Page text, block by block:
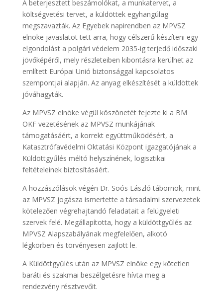
A beterjesztett beszámolókat, a munkatervet, a
költségvetési tervet, a küldöttek egyhangúlag
megszavazták. Az Egyebek napirendben az MPVSZ
elnöke javaslatot tett arra, hogy célszerű készíteni egy
elgondolást a polgári védelem 2035-ig terjedő időszaki
jövőképéről, mely részleteiben kibontásra kerülhet az
említett Európai Unió biztonsággal kapcsolatos
szempontjai alapján. Az anyag elkészítését a küldöttek
jóváhagyták.
Az MPVSZ elnöke végül köszönetét fejezte ki a BM
OKF vezetésének az MPVSZ munkájának
támogatásáért, a korrekt együttműködésért, a
Katasztrófavédelmi Oktatási Központ igazgatójának a
Küldöttgyűlés méltó helyszínének, logisztikai
feltételeinek biztosításáért.
A hozzászólások végén Dr. Soós László tábornok, mint
az MPVSZ jogásza ismertette a társadalmi szervezetek
kötelezően végrehajtandó feladatait a felügyeleti
szervek felé. Megállapította, hogy a küldöttgyűlés az
MPVSZ Alapszabályának megfelelően, alkotó
légkörben és törvényesen zajlott le.
A Küldöttgyűlés után az MPVSZ elnöke egy kötetlen
baráti és szakmai beszélgetésre hívta meg a
rendezvény résztvevőit.